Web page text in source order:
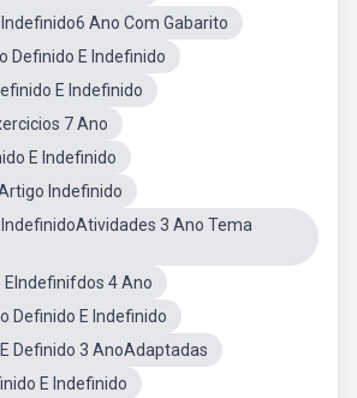
Ano Com Gabarito
Definido E Indefinido
E Indefinido
7 Ano
E Indefinido
Indefinido
3 Ano Tema
4 Ano
Definido E Indefinido
Definido 3 AnoAdaptadas
E Indefinido